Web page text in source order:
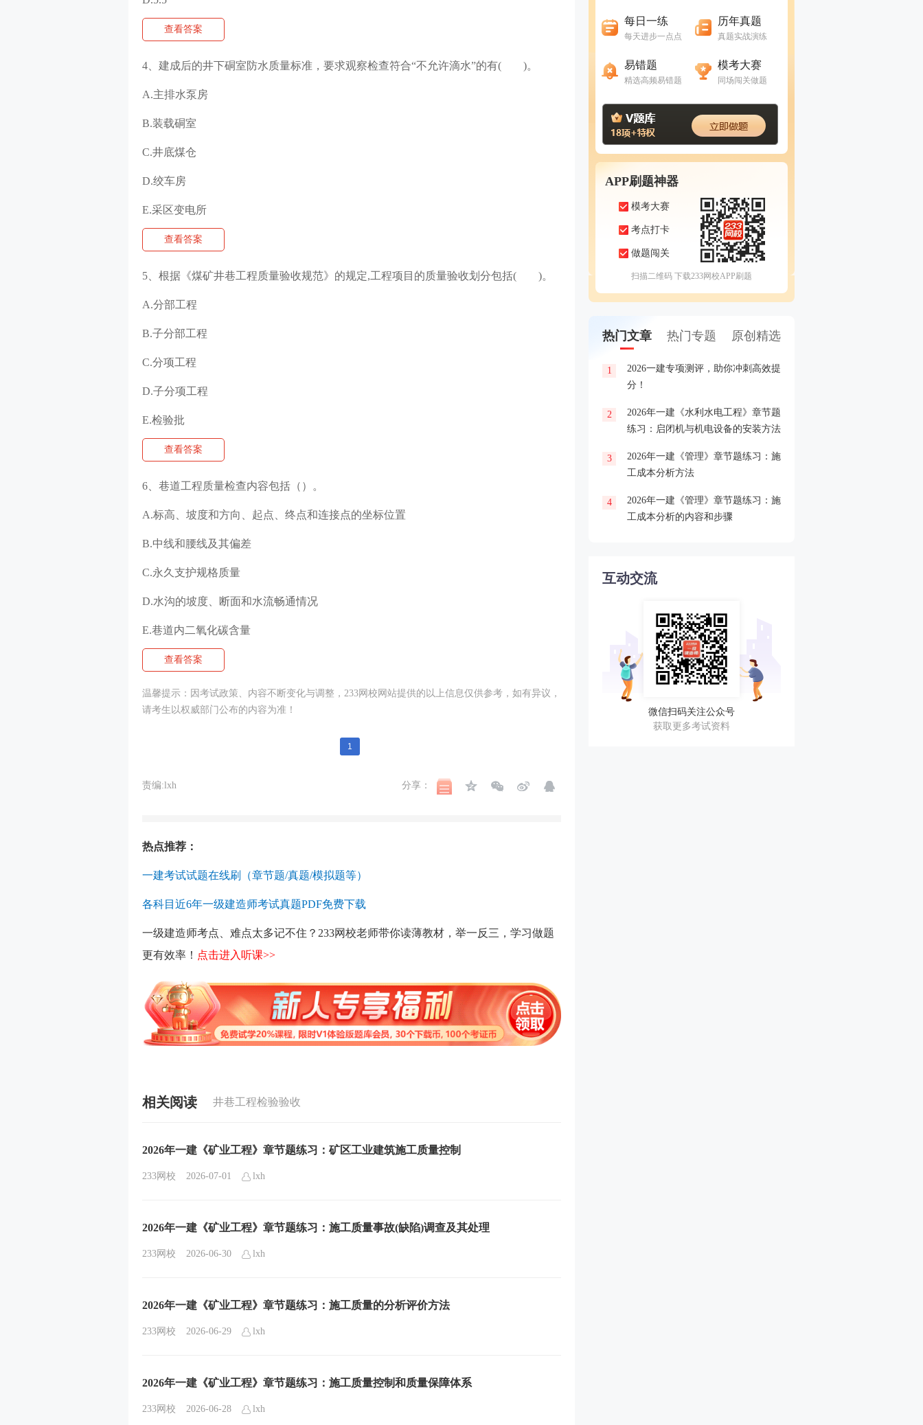
查看答案
4、建成后的井下硐室防水质量标准，要求观察检查符合“不允许滴水”的有( )。
A.主排水泵房
B.装载硐室
C.井底煤仓
D.绞车房
E.采区变电所
查看答案
5、根据《煤矿井巷工程质量验收规范》的规定,工程项目的质量验收划分包括( )。
A.分部工程
B.子分部工程
C.分项工程
D.子分项工程
E.检验批
查看答案
6、巷道工程质量检查内容包括（）。
A.标高、坡度和方向、起点、终点和连接点的坐标位置
B.中线和腰线及其偏差
C.永久支护规格质量
D.水沟的坡度、断面和水流畅通情况
E.巷道内二氧化碳含量
查看答案
温馨提示：因考试政策、内容不断变化与调整，233网校网站提供的以上信息仅供参考，如有异议，
请考生以权威部门公布的内容为准！
1
责编:lxh 分享：
热点推荐：
一建考试试题在线刷（章节题/真题/模拟题等）
各科目近6年一级建造师考试真题PDF免费下载
一级建造师考点、难点太多记不住？233网校老师带你读薄教材，举一反三，学习做题
更有效率！ 点击进入听课>>
相关阅读 井巷工程检验验收
2026年一建《矿业工程》章节题练习：矿区工业建筑施工质量控制
233网校 2026-07-01 lxh
2026年一建《矿业工程》章节题练习：施工质量事故(缺陷)调查及其处理
233网校 2026-06-30 lxh
2026年一建《矿业工程》章节题练习：施工质量的分析评价方法
233网校 2026-06-29 lxh
2026年一建《矿业工程》章节题练习：施工质量控制和质量保障体系
233网校 2026-06-28 lxh
每日一练
每天进步一点点
历年真题
真题实战演练
易错题
精选高频易错题
模考大赛
同场闯关做题
APP刷题神器
模考大赛
考点打卡
做题闯关
扫描二维码 下载233网校APP刷题
热门文章 热门专题 原创精选
1
2026一建专项测评，助你冲刺高效提
分！
2
2026年一建《水利水电工程》章节题
练习：启闭机与机电设备的安装方法
3
2026年一建《管理》章节题练习：施
工成本分析方法
4
2026年一建《管理》章节题练习：施
工成本分析的内容和步骤
互动交流
微信扫码关注公众号
获取更多考试资料